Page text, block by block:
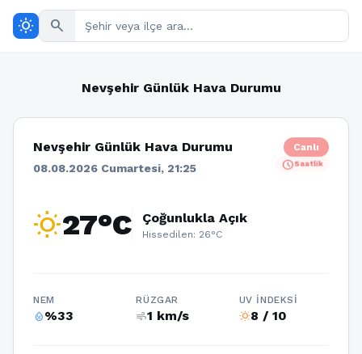
wb_sunny search
Nevşehir Günlük Hava Durumu
Nevşehir Günlük Hava Durumu
08.08.2026 Cumartesi, 21:25
Canlı
scheduleSaatlik
wb_sunny27°C Çoğunlukla Açık
Hissedilen: 26°C
NEM
humidity_percentage%33
RÜZGAR
air1 km/s
UV İNDEKSI
wb_sunny8 / 10